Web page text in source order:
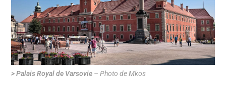
> Palais Royal de Varsovie – Photo de Mkos